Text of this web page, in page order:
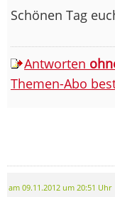
Schönen Tag
Antworten
Themen-Abo
am 09.11.2012 um 20:51 Uhr